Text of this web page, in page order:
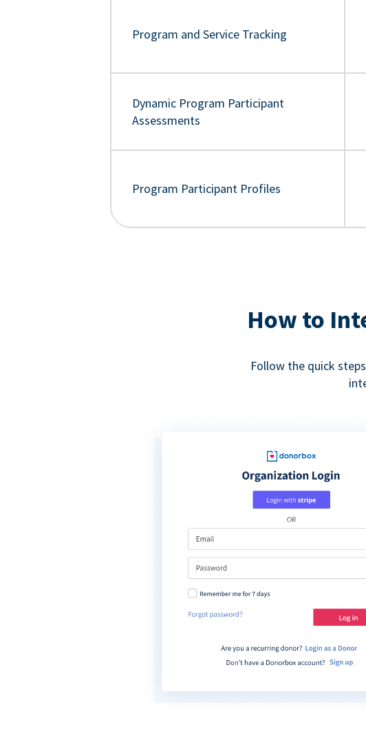
Program and Service Tracking
Dynamic Program Participant
Assessments
Program Participant Profiles
How to
Follow the quick